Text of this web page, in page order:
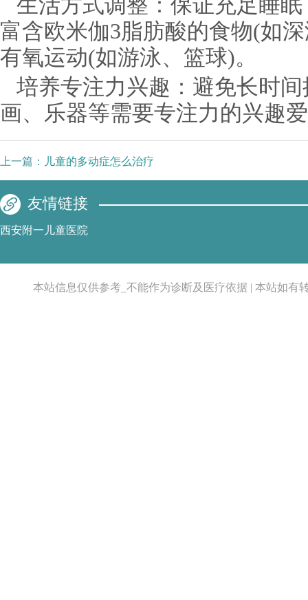
生活方式调整：保证充足睡
富含欧米伽3脂肪酸的食物(如
有氧运动(如游泳、篮球)。
培养专注力兴趣：避免长时
画、乐器等需要专注力的兴趣
上一篇： 儿童的多动症怎么治疗
友情链接
西安附一儿童医院
本站信息仅供参考_不能作为诊断及医疗依据 | 本站如